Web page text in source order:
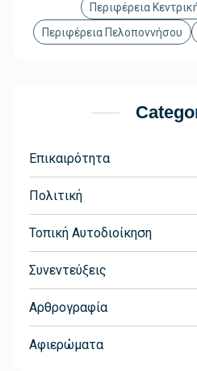
Περιφέρεια
Περιφέρεια Πελοποννήσου
Επικαιρότητα
Πολιτική
Τοπική Αυτοδιοίκηση
Συνεντεύξεις
Αρθρογραφία
Αφιερώματα